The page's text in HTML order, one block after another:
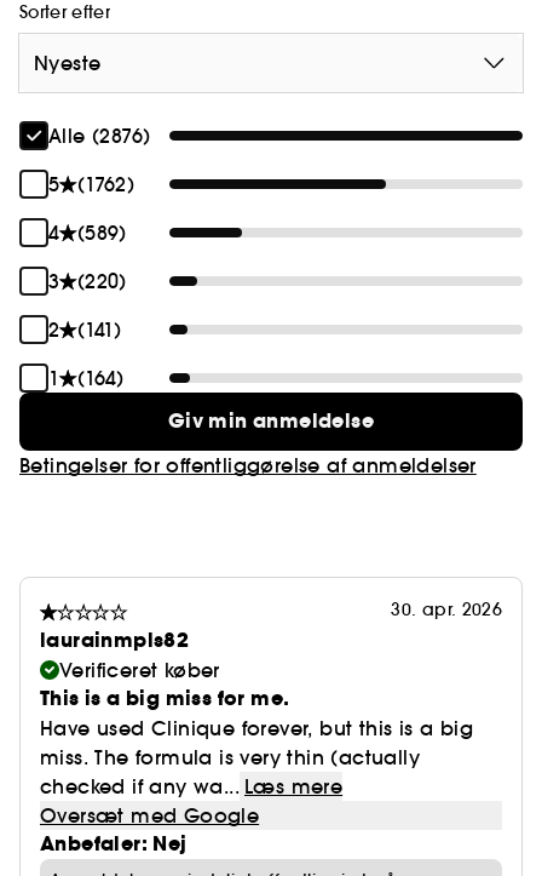
Sorter efter
Nyeste
Alle (2876)
5
(1762)
4
(589)
3
(220)
2
(141)
1
(164)
Giv min anmeldelse
Betingelser for offentliggørelse af anmeldelser
30. apr. 2026
laurainmpls82
Verificeret køber
This is a big miss for me.
Have used Clinique forever, but this is a big
miss. The formula is very thin (actually
checked if any wa... Læs mere
Oversæt med Google
Anbefaler: Nej